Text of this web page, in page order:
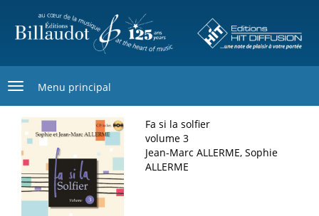
contenu
Menu principal
Fa si la solfier
volume 3
Jean-Marc ALLERME, Sophie
ALLERME